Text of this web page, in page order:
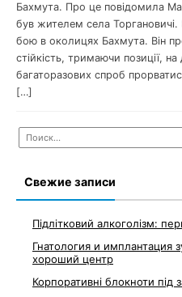
Бахмута. Про це повідомила
був жителем села Торгановичі.
бою в околицях Бахмута. Він
стійкість, тримаючи позиції,
багаторазових спроб
[…]
Найти:
Свежие записи
Підлітковий алкоголізм:
Гнатология и имплантация
хороший центр
Корпоративні блокноти